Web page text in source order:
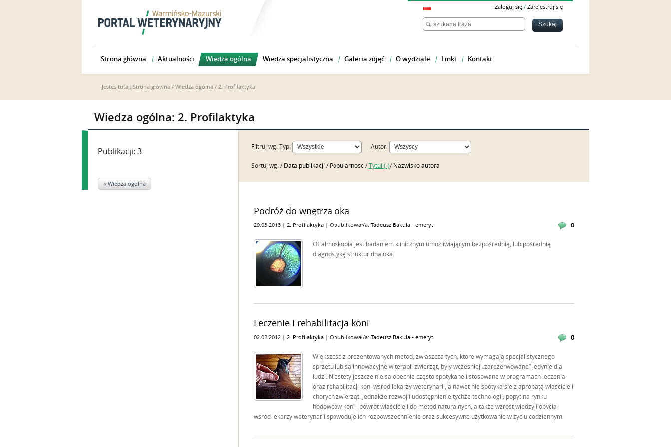
Zaloguj się / Zarejestruj się
Strona główna Aktualności Wiedza ogólna Wiedza specjalistyczna Galeria zdjęć O wydziale Linki Kontakt
Jesteś tutaj: Strona główna / Wiedza ogólna / 2. Profilaktyka
Wiedza ogólna: 2. Profilaktyka
Publikacji: 3
‹‹ Wiedza ogólna
Filtruj wg. Typ: Autor:
Sortuj wg. / Data publikacji / Popularność / Tytuł (-)/ Nazwisko autora
Podróż do wnętrza oka
29.03.2013 | 2. Profilaktyka | Opublikował/a: Tadeusz Bakuła - emeryt 0
Oftalmoskopia jest badaniem klinicznym umożliwiającym bezpośrednią, lub pośrednią
diagnostykę struktur dna oka.
Leczenie i rehabilitacja koni
02.02.2012 | 2. Profilaktyka | Opublikował/a: Tadeusz Bakuła - emeryt 0
Większość z prezentowanych metod, zwłaszcza tych, które wymagają specjalistycznego
sprzętu lub są innowacyjne w terapii zwierząt, były wcześniej „zarezerwowane” jedynie dla
ludzi. Niestety jeszcze nie sa obecnie często spotykane i stosowane w programach leczenia
oraz rehabilitacji koni wśród lekarzy weterynarii, a nawet nie spotyka się z aprobatą właścicieli
chorych zwierząt. Jednakże rozwój i udostępnienie tychże technologii, popyt na rynku
hodowców koni i powrót właścicieli do metod naturalnych, a także wzrost wiedzy i obycia
wśród lekarzy weterynarii spowoduje ich rozpowszechnienie oraz sukcesywne użytkowanie w życiu codziennym.